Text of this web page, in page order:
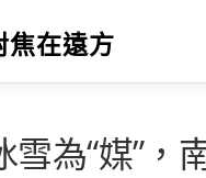
焦在遠方
雪為“媒”，